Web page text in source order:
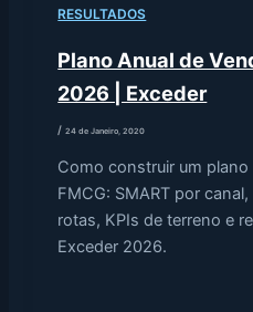
RESULTADOS
Plano Anual de
2026 | Exceder
/24 de Janeiro, 2020
Como construir um plano
FMCG: SMART por
rotas, KPIs de terreno e
Exceder 2026.